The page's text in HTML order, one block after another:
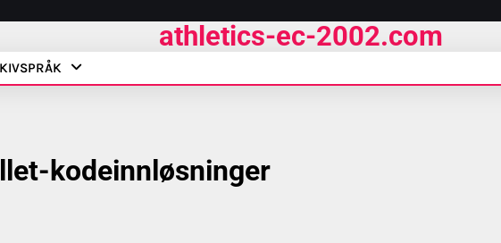
athletics-ec-2002.com
SPRÅK
kodeinnløsninger